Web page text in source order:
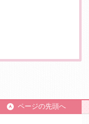
ページの先頭へ